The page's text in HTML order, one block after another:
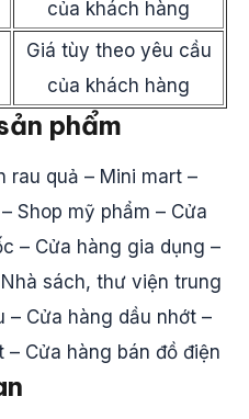
của khách hàng
Giá tùy theo yêu cầu
của khách hàng
phẩm
rau quả – Mini mart –
Shop mỹ phẩm – Cửa
– Cửa hàng gia dụng –
sách, thư viện trung
– Cửa hàng dầu nhớt –
Cửa hàng bán đồ điện